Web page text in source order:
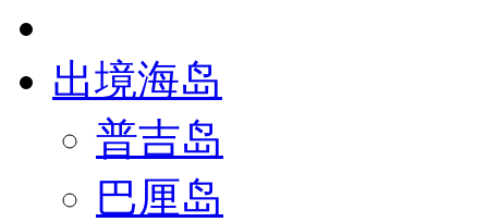
出境海岛
普吉岛
巴厘岛